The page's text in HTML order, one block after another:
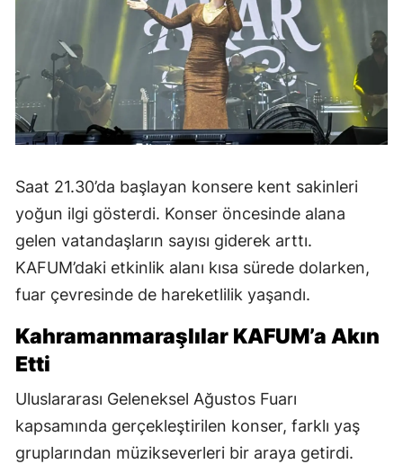
Saat 21.30’da başlayan konsere kent sakinleri
yoğun ilgi gösterdi. Konser öncesinde alana
gelen vatandaşların sayısı giderek arttı.
KAFUM’daki etkinlik alanı kısa sürede dolarken,
fuar çevresinde de hareketlilik yaşandı.
Kahramanmaraşlılar KAFUM’a Akın
Etti
Uluslararası Geleneksel Ağustos Fuarı
kapsamında gerçekleştirilen konser, farklı yaş
gruplarından müzikseverleri bir araya getirdi.